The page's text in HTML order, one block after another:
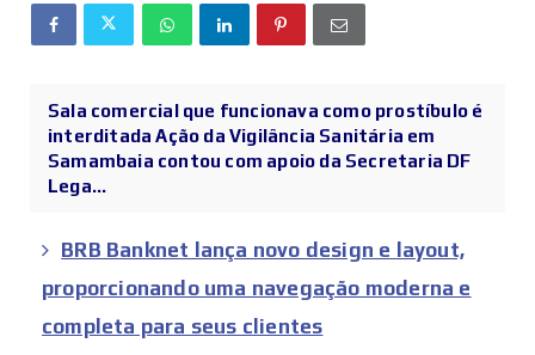
Sala comercial que funcionava como prostíbulo é
interditada Ação da Vigilância Sanitária em
Samambaia contou com apoio da Secretaria DF
Lega...
BRB Banknet lança novo design e layout,
proporcionando uma navegação moderna e
completa para seus clientes